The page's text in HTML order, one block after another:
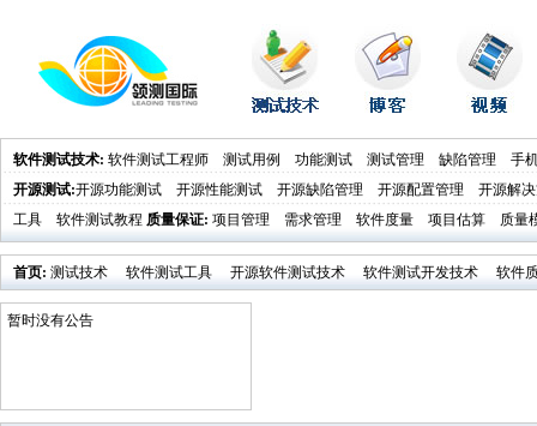
软件测试技术: 软件测试工程师 测试用例 功能测试 测试管理 缺陷管理
手
开源测试:开源功能测试 开源性能测试 开源缺陷管理 开源配置管理
开源解
工具
软件测试教程 质量保证: 项目管理 需求管理 软件度量 项目估算 质量
首页: 测试技术 软件测试工具 开源软件测试技术 软件测试开发技术
软件
业界新闻
软件测试时代活动发布
暂时没有公告